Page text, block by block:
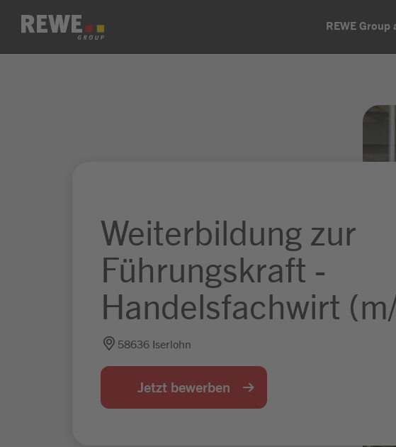
Zum Inhalt springen REWE Group
Weiterbildung zur
Führungskraft -
Handelsfachwirt
58636 Iserlohn
Jetzt bewerben